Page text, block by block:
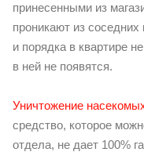
принесенными из
проникают из
и порядка в квартире
в ней не появятся.
Уничтожение
средство, которое
отдела, не дает 100%